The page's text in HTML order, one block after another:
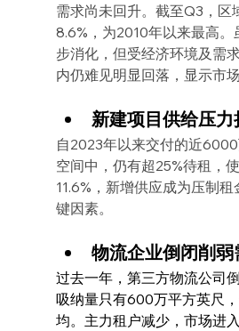
需求尚未回升。截至Q3，区
8.6%，为2010年以来最高。
步消化，但受经济环境及需
内仍难见明显回落，显示市
新建项目供给压力
自2023年以来交付的近
空间中，仍有超25%待租，
11.6%，新增供应成为压制
键因素。
物流企业倒闭削弱
过去一年，第三方物流公司
吸纳量只有600万平方英尺
均。主力租户减少，市场进入